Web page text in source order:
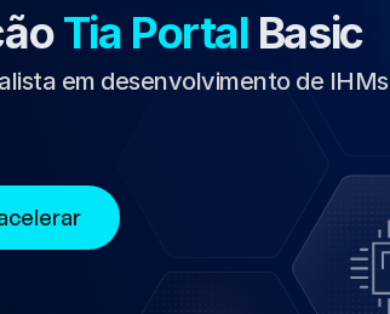
Tia Portal Basic
em desenvolvimento de IHMs